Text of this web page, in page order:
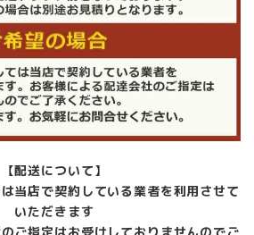
【配送について】
当店で契約している業者を利用させて
いただきます